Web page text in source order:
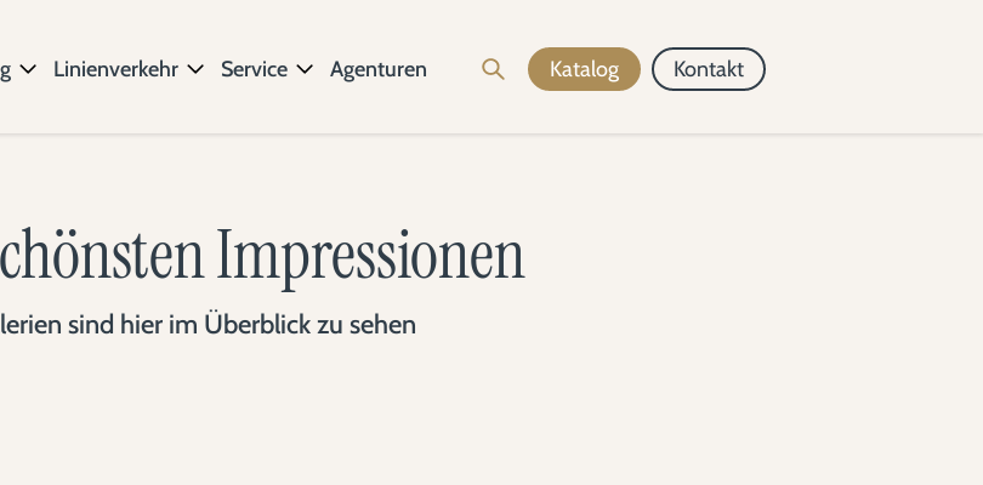
Linienverkehr Service Agenturen Katalog Kontakt
Impressionen
sind hier im Überblick zu sehen